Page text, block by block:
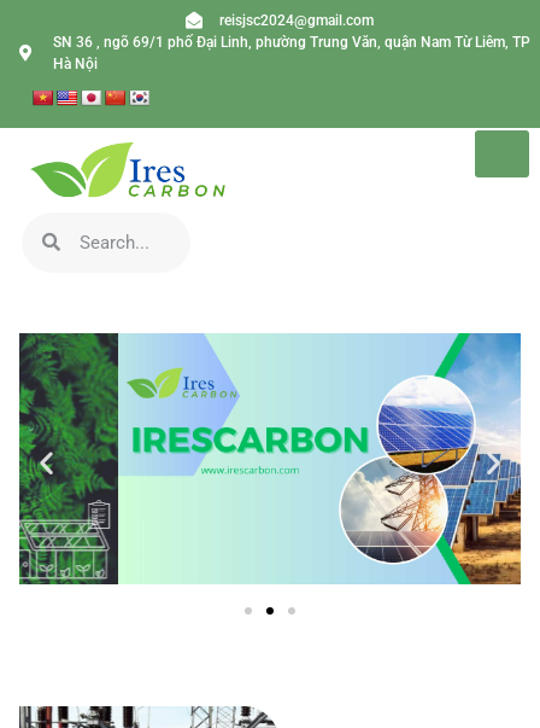
reisjsc2024@gmail.com
SN 36 , ngõ 69/1 phố Đại Linh, phường Trung Văn, quận Nam Từ Liêm, TP
Hà Nội